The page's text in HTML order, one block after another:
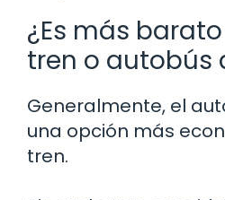
¿Es más
tren o autobús
Generalmente, el
una opción más
tren.